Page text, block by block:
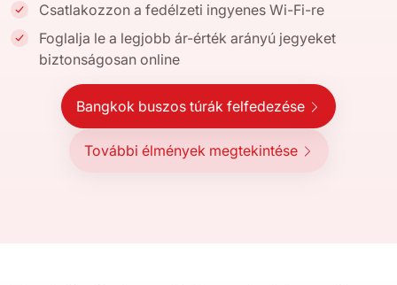
Csatlakozzon a fedélzeti ingyenes Wi-Fi-re
Foglalja le a legjobb ár-érték arányú jegyeket
biztonságosan online
Bangkok buszos túrák felfedezése
További élmények megtekintése